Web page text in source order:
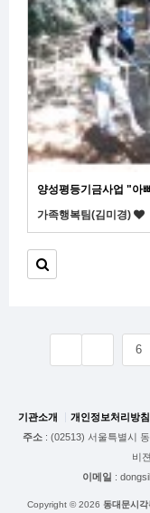
양성평등기금사업 "아
가족행복팀(김미경)
6
기관소개 개인정보처리방침
주소: (02513) 서울특별시
비
이메일 :
Copyright © 2026 동대문시